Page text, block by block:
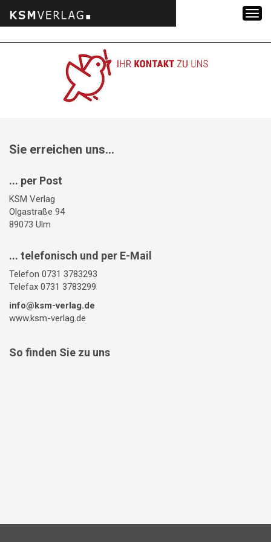
Sie erreichen uns...
... per Post
KSM Verlag
Olgastraße 94
89073 Ulm
... telefonisch und per E-Mail
Telefon 0731 3783293
Telefax 0731 3783299
info@ksm-verlag.de
www.ksm-verlag.de
So finden Sie zu uns